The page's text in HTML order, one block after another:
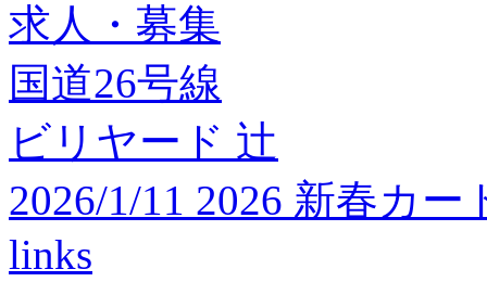
求人・募集
国道26号線
ビリヤード 辻
2026/1/11 2026 新春カ
links